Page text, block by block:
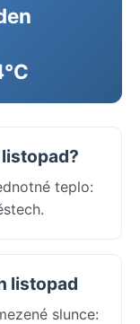
listopad?
teplo:
listopad
slunce: